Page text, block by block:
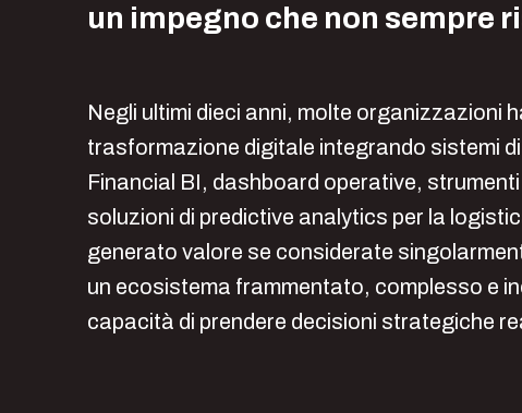
un impegno che non sempre
Negli ultimi dieci anni, molte organizzazioni
trasformazione digitale integrando sistemi
Financial BI, dashboard operative,
soluzioni di predictive analytics per la
generato valore se considerate
un ecosistema frammentato, complesso e
capacità di prendere decisioni strategiche